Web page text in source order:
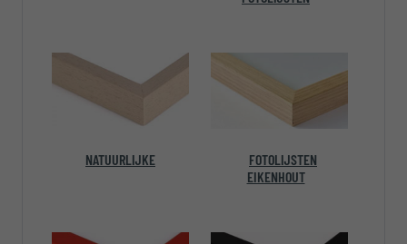
NATUURLIJKE
FOTOLIJSTEN
EIKENHOUT